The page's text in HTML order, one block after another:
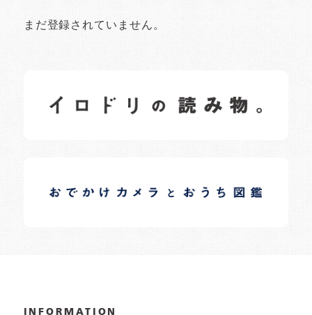
まだ登録されていません。
日常の様子など随時更新中です。
日常の様子など随時更新中です。
INFORMATION